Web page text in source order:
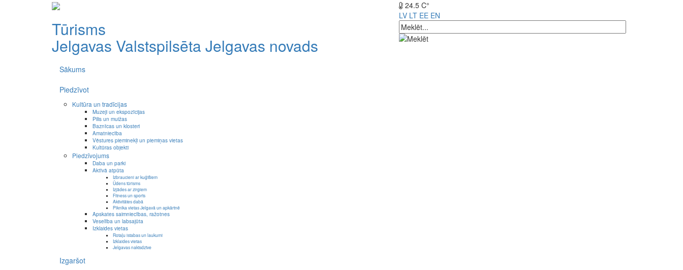
Tūrisms
Jelgavas Valstspilsēta Jelgavas novads
24.5 C°
LV LT EE EN
Sākums
Piedzīvot
Kultūra un tradīcijas
Muzeji un ekspozīcijas
Pilis un muižas
Baznīcas un klosteri
Amatniecība
Vēstures pieminekļi un piemiņas vietas
Kultūras objekti
Piedzīvojums
Daba un parki
Aktīvā atpūta
Izbraucieni ar kuģīšiem
Ūdens tūrisms
Izjādes ar zirgiem
Fitness un sports
Aktivitātes dabā
Piknika vietas Jelgavā un apkārtnē
Apskates saimniecības, ražotnes
Veselība un labsajūta
Izklaides vietas
Rotaļu istabas un laukumi
Izklaides vietas
Jelgavas naktsdzīve
Izgaršot